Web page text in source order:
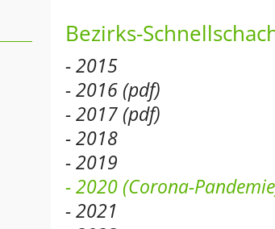
Bezirks-
- 2015
- 2016 (pdf)
- 2017 (pdf)
- 2018
- 2019
- 2020 (Corona-
- 2021